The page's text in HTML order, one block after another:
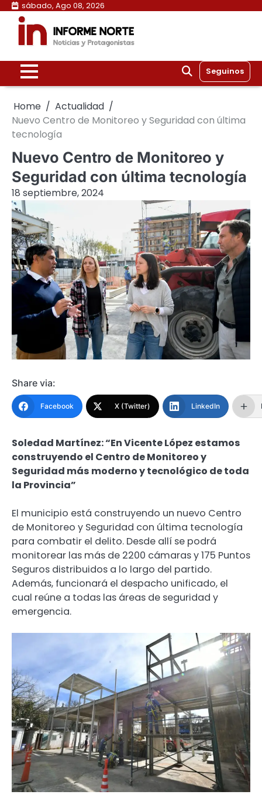
Skip
content
sábado, Ago 08, 2026
Seguinos
Home
Actualidad
Nuevo Centro de Monitoreo y Seguridad con última
tecnología
Nuevo Centro de Monitoreo y
Seguridad con última tecnología
18 septiembre, 2024
Share via:
Facebook X (Twitter) LinkedIn
Soledad Martínez: “En Vicente López estamos
construyendo el Centro de Monitoreo y
Seguridad más moderno y tecnológico de toda
la Provincia”
El municipio está construyendo un nuevo Centro
de Monitoreo y Seguridad con última tecnología
para combatir el delito. Desde allí se podrá
monitorear las más de 2200 cámaras y 175 Puntos
Seguros distribuidos a lo largo del partido.
Además, funcionará el despacho unificado, el
cual reúne a todas las áreas de seguridad y
emergencia.